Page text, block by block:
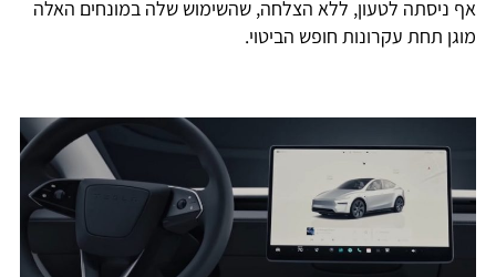
אף ניסתה לטעון, ללא הצלחה, שהשימוש שלה במונחים האלה
מוגן תחת עקרונות חופש הביטוי.